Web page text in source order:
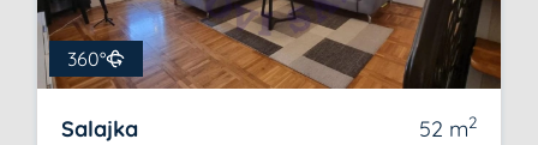
360°
Salajka 52 m2